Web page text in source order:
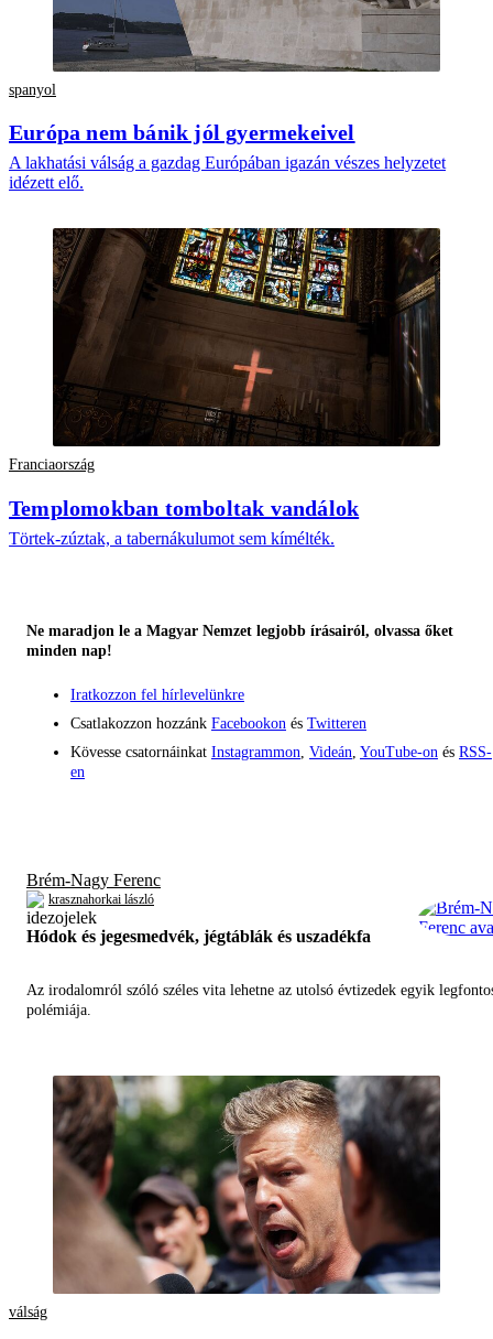
spanyol
Európa nem bánik jól gyermekeivel
A lakhatási válság a gazdag Európában igazán vészes helyzetet
idézett elő.
Franciaország
Templomokban tomboltak vandálok
Törtek-zúztak, a tabernákulumot sem kímélték.
Ne maradjon le a Magyar Nemzet legjobb írásairól, olvassa őket
minden nap!
Iratkozzon fel hírlevelünkre
Csatlakozzon hozzánk Facebookon és Twitteren
Kövesse csatornáinkat Instagrammon Videán YouTube-on és RSS-
en
Brém-Nagy Ferenc
krasznahorkai lászló
Hódok és jegesmedvék, jégtáblák és uszadékfa
Az irodalomról szóló széles vita lehetne az utolsó évtizedek egyik
polémiája.
válság